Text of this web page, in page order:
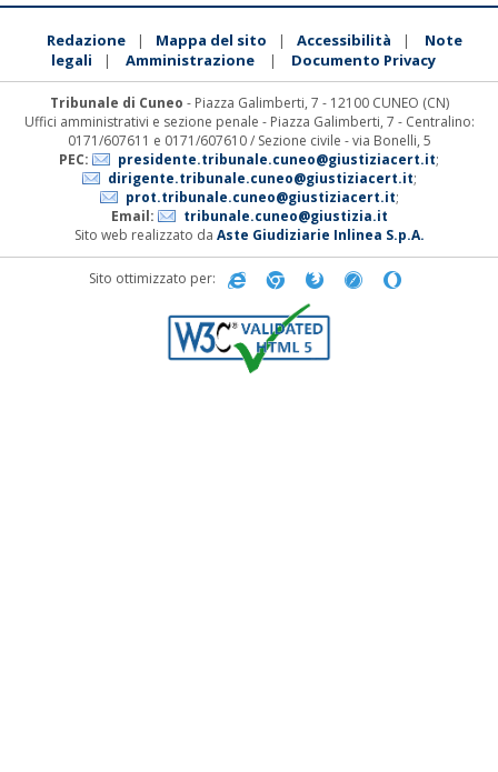
Redazione | Mappa del sito | Accessibilità |
Note
legali
| Amministrazione | Documento Privacy
Tribunale di Cuneo - Piazza Galimberti, 7 - 12100 CUNEO (CN)
Uffici amministrativi e sezione penale - Piazza Galimberti, 7 - Centralino:
0171/607611 e 0171/607610 / Sezione civile - via Bonelli, 5
PEC:
presidente.tribunale.cuneo@giustiziacert.it;
dirigente.tribunale.cuneo@giustiziacert.it;
prot.tribunale.cuneo@giustiziacert.it;
Email:
tribunale.cuneo@giustizia.it
Sito web realizzato da Aste Giudiziarie Inlinea S.p.A.
Sito ottimizzato per: